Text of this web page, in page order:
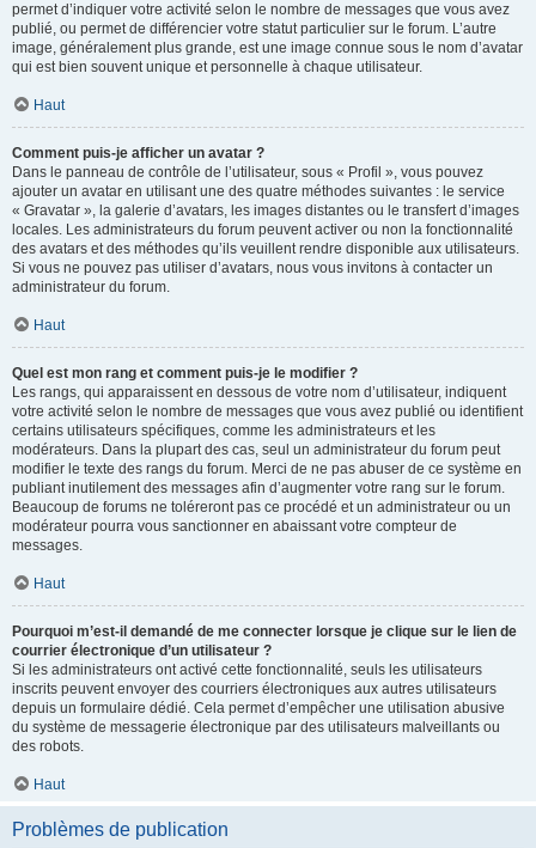
permet d’indiquer votre activité selon le nombre de messages que vous avez
publié, ou permet de différencier votre statut particulier sur le forum. L’autre
image, généralement plus grande, est une image connue sous le nom d’avatar
qui est bien souvent unique et personnelle à chaque utilisateur.
Haut
Comment puis-je afficher un avatar ?
Dans le panneau de contrôle de l’utilisateur, sous « Profil », vous pouvez
ajouter un avatar en utilisant une des quatre méthodes suivantes : le service
« Gravatar », la galerie d’avatars, les images distantes ou le transfert d’images
locales. Les administrateurs du forum peuvent activer ou non la fonctionnalité
des avatars et des méthodes qu’ils veuillent rendre disponible aux utilisateurs.
Si vous ne pouvez pas utiliser d’avatars, nous vous invitons à contacter un
administrateur du forum.
Haut
Quel est mon rang et comment puis-je le modifier ?
Les rangs, qui apparaissent en dessous de votre nom d’utilisateur, indiquent
votre activité selon le nombre de messages que vous avez publié ou identifient
certains utilisateurs spécifiques, comme les administrateurs et les
modérateurs. Dans la plupart des cas, seul un administrateur du forum peut
modifier le texte des rangs du forum. Merci de ne pas abuser de ce système en
publiant inutilement des messages afin d’augmenter votre rang sur le forum.
Beaucoup de forums ne toléreront pas ce procédé et un administrateur ou un
modérateur pourra vous sanctionner en abaissant votre compteur de
messages.
Haut
Pourquoi m’est-il demandé de me connecter lorsque je clique sur le lien de
courrier électronique d’un utilisateur ?
Si les administrateurs ont activé cette fonctionnalité, seuls les utilisateurs
inscrits peuvent envoyer des courriers électroniques aux autres utilisateurs
depuis un formulaire dédié. Cela permet d’empêcher une utilisation abusive
du système de messagerie électronique par des utilisateurs malveillants ou
des robots.
Haut
Problèmes de publication